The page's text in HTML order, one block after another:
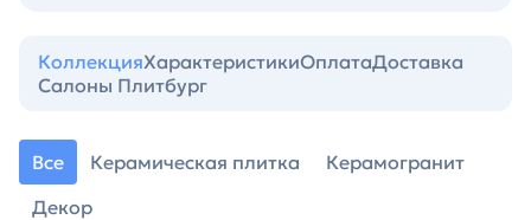
КоллекцияХарактеристикиОплатаДоставка
Салоны Плитбург
Все Керамическая плитка
Керамогранит
Декор